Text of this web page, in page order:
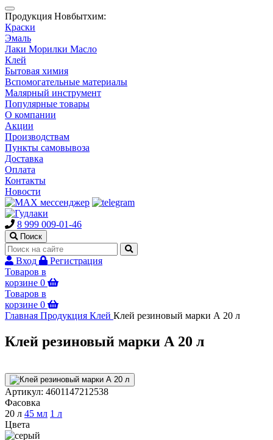
Продукция Новбытхим:
Краски
Эмаль
Лаки Морилки Масло
Клей
Бытовая химия
Вспомогательные материалы
Малярный инструмент
Популярные товары
О компании
Акции
Производствам
Пункты самовывоза
Доставка
Оплата
Контакты
Новости
8 999 009-01-46
Поиск
Вход
Регистрация
Товаров в
корзине 0
Товаров в
корзине 0
Главная Продукция Клей Клей резиновый марки А 20 л
Клей резиновый марки А 20 л
Артикул: 4601147212538
Фасовка
20 л 45 мл 1 л
Цвета